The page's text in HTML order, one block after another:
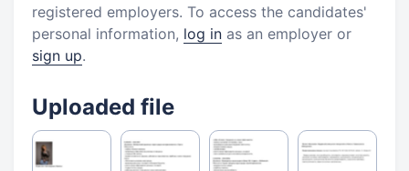
registered employers. To access the candidates'
personal information, log in as an employer or
sign up.
Uploaded file